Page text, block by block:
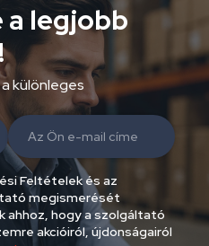
a legjobb
különleges
Feltételek és az
megismerését
ahhoz, hogy a szolgáltató
akcióiról, újdonságairól